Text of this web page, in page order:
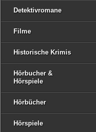
Detektivromane
Filme
Historische Krimis
Hörbucher &
Hörspiele
Hörbücher
Hörspiele